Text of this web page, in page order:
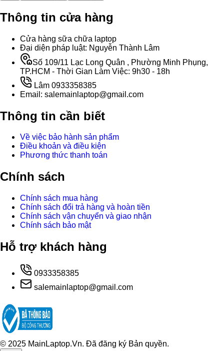
Thông tin cửa hàng
Cửa hàng sữa chữa laptop
Đại diện pháp luật: Nguyễn Thành Lâm
Số 109/11 Lạc Long Quân , Phường Minh Phụng,
TP.HCM - Thời Gian Làm Việc: 9h30 - 18h
Lâm 0933358385
Email: salemainlaptop@gmail.com
Thông tin cần biết
Về việc bảo hành sản phẩm
Điều khoản và điều kiện
Phương thức thanh toán
Chính sách
Chính sách mua hàng
Chính sách đổi trả hàng và hoàn tiền
Chính sách vận chuyển và giao nhận
Chính sách bảo mật
Hỗ trợ khách hàng
0933358385
salemainlaptop@gmail.com
© 2025 MainLaptop.Vn. Đã đăng ký Bản quyền.